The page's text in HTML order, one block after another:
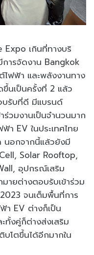
เกินที่ทางบริ
ารจัดงาน Bangkok
ฟฟ้า และพลังงานทาง
ขึ้นเป็นครั้งที่ 2 แล้ว
บรับที่ดี มีแบรนด์
ร่วมงานเป็นจำนวนมาก
า EV ในประเทศไทย
นอกจากนี้แล้วยังมี
Solar Rooftop,
อุปกรณ์เสริม
ายต่างตอบรับเข้าร่วม
จนเต็มพื้นที่การ
า EV ต่างก็เป็น
ทั้งคู่ก็ต่างส่งเสริม
บโตขึ้นได้อีกมากใน